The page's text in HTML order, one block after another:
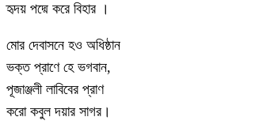
হৃদয় পদ্মে করে বিহার ।
মোর দেবাসনে হও অধিষ্ঠান
ভক্ত প্রাণে হে ভগবান,
পূজাঞ্জলী লাবিবের প্রাণ
করো কবুল দয়ার সাগর।